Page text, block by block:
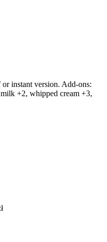
instant version. Add-ons:
+2, whipped cream +3,